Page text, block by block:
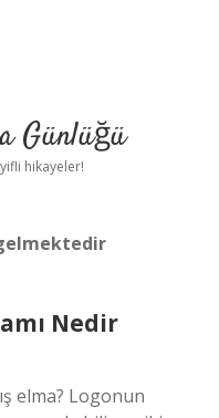
Günlüğü
hikayeler!
Nedir
elma? Logonun